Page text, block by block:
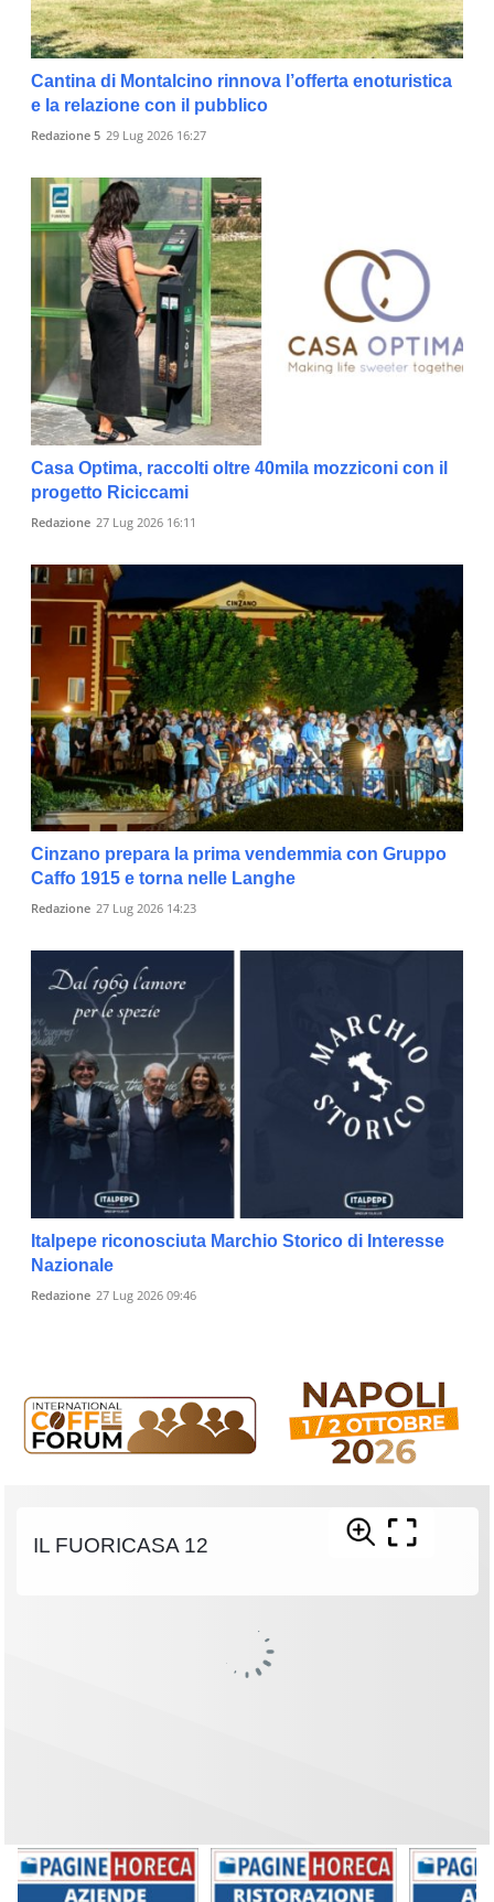
Cantina di Montalcino rinnova l’offerta enoturistica
e la relazione con il pubblico
Redazione 5 29 Lug 2026 16:27
Casa Optima, raccolti oltre 40mila mozziconi con il
progetto Riciccami
Redazione 27 Lug 2026 16:11
Cinzano prepara la prima vendemmia con Gruppo
Caffo 1915 e torna nelle Langhe
Redazione 27 Lug 2026 14:23
Italpepe riconosciuta Marchio Storico di Interesse
Nazionale
Redazione 27 Lug 2026 09:46